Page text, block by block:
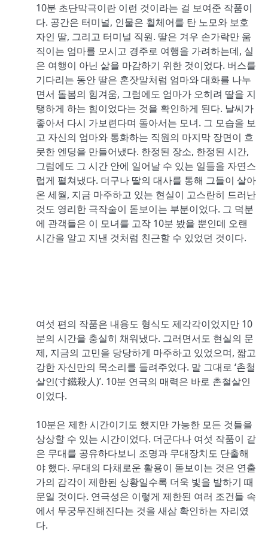
10분 초단막극이란 이런 것이라는 걸 보여준 작품이
다. 공간은 터미널, 인물은 휠체어를 탄 노모와 보호
자인 딸, 그리고 터미널 직원. 딸은 겨우 손가락만 움
직이는 엄마를 모시고 경주로 여행을 가려하는데, 실
은 여행이 아닌 삶을 마감하기 위한 것이었다. 버스를
기다리는 동안 딸은 혼잣말처럼 엄마와 대화를 나누
면서 돌봄의 힘겨움, 그럼에도 엄마가 오히려 딸을 지
탱하게 하는 힘이었다는 것을 확인하게 된다. 날씨가
좋아서 다시 가보련다며 돌아서는 모녀. 그 모습을 보
고 자신의 엄마와 통화하는 직원의 마지막 장면이 흐
뭇한 엔딩을 만들어냈다. 한정된 장소, 한정된 시간,
그럼에도 그 시간 안에 일어날 수 있는 일들을 자연스
럽게 펼쳐냈다. 더구나 딸의 대사를 통해 그들이 살아
온 세월, 지금 마주하고 있는 현실이 고스란히 드러난
것도 영리한 극작술이 돋보이는 부분이었다. 그 덕분
에 관객들은 이 모녀를 고작 10분 봤을 뿐인데 오랜
시간을 알고 지낸 것처럼 친근할 수 있었던 것이다.
여섯 편의 작품은 내용도 형식도 제각각이었지만 10
분의 시간을 충실히 채워냈다. 그러면서도 현실의 문
제, 지금의 고민을 당당하게 마주하고 있었으며, 짧고
강한 자신만의 목소리를 들려주었다. 말 그대로 ‘촌철
살인(寸鐵殺人)’. 10분 연극의 매력은 바로 촌철살인
이었다.
10분은 제한 시간이기도 했지만 가능한 모든 것들을
상상할 수 있는 시간이었다. 더군다나 여섯 작품이 같
은 무대를 공유하다보니 조명과 무대장치도 단출해
야 했다. 무대의 다채로운 활용이 돋보이는 것은 연출
가의 감각이 제한된 상황일수록 더욱 빛을 발하기 때
문일 것이다. 연극성은 이렇게 제한된 여러 조건들 속
에서 무궁무진해진다는 것을 새삼 확인하는 자리였
다.